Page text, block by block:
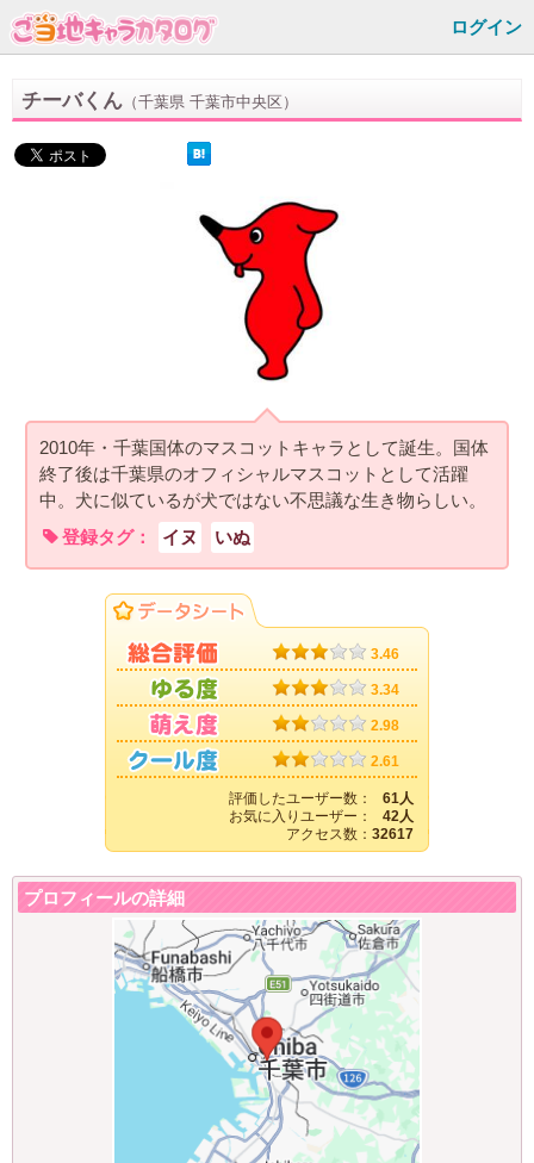
ログイン
チーバくん （千葉県 千葉市中央区）
2010年・千葉国体のマスコットキャラとして誕生。国体
終了後は千葉県のオフィシャルマスコットとして活躍
中。犬に似ているが犬ではない不思議な生き物らしい。
登録タグ：
イヌ いぬ
3.46
3.34
2.98
2.61
評価したユーザー数：
61人
お気に入りユーザー：
42人
アクセス数： 32617
プロフィールの詳細